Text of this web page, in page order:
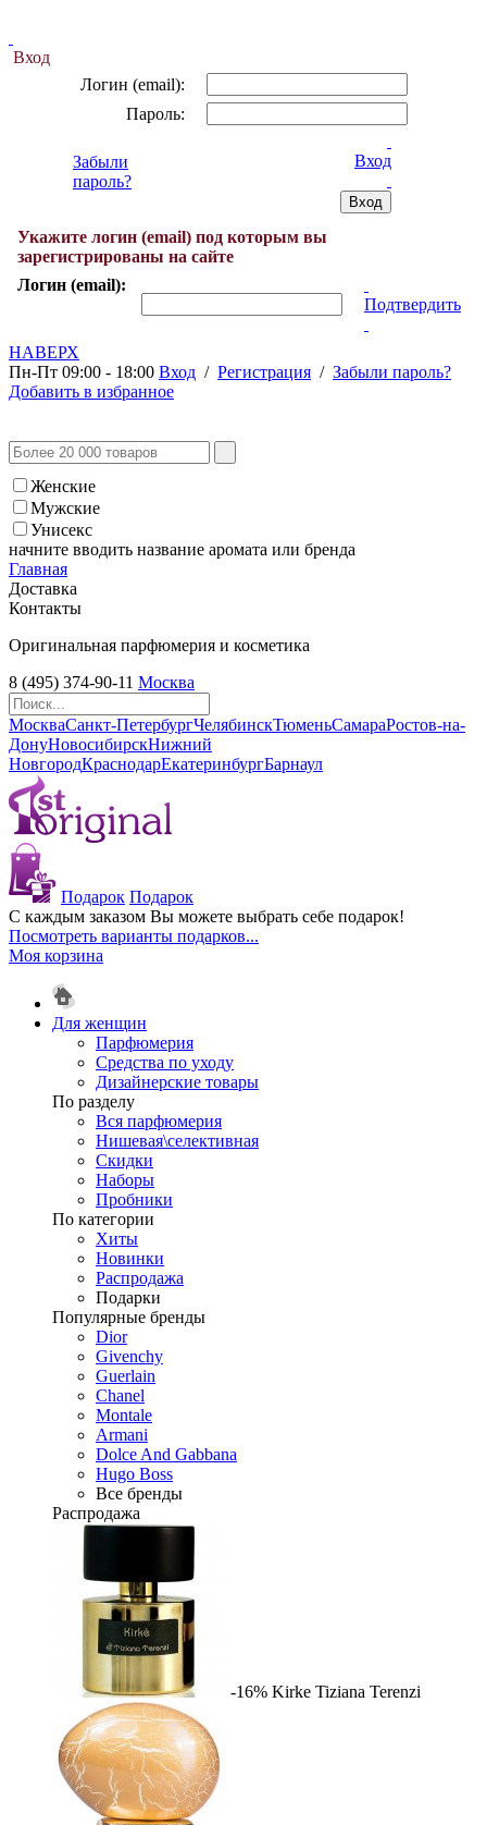
Вход
Логин (email):
Пароль:
Забыли
пароль?
Вход
Укажите логин (email) под которым вы
зарегистрированы на сайте
Логин (email):
Подтвердить
НАВЕРХ
Пн-Пт 09:00 - 18:00 Вход / Регистрация / Забыли пароль?
Добавить в избранное
Женские
Мужские
Унисекс
начните вводить название аромата или бренда
Главная
Доставка
Контакты
Оригинальная парфюмерия и косметика
8 (495) 374-90-11 Москва
МоскваСанкт-ПетербургЧелябинскТюменьСамараРостов-на-
ДонуНовосибирскНижний
НовгородКраснодарЕкатеринбургБарнаул
Подарок Подарок
С каждым заказом Вы можете выбрать себе подарок!
Посмотреть варианты подарков...
Моя корзина
Для женщин
Парфюмерия
Средства по уходу
Дизайнерские товары
По разделу
Вся парфюмерия
Нишевая\селективная
Скидки
Наборы
Пробники
По категории
Хиты
Новинки
Распродажа
Подарки
Популярные бренды
Dior
Givenchy
Guerlain
Chanel
Montale
Armani
Dolce And Gabbana
Hugo Boss
Все бренды
Распродажа
-16% Kirke Tiziana Terenzi